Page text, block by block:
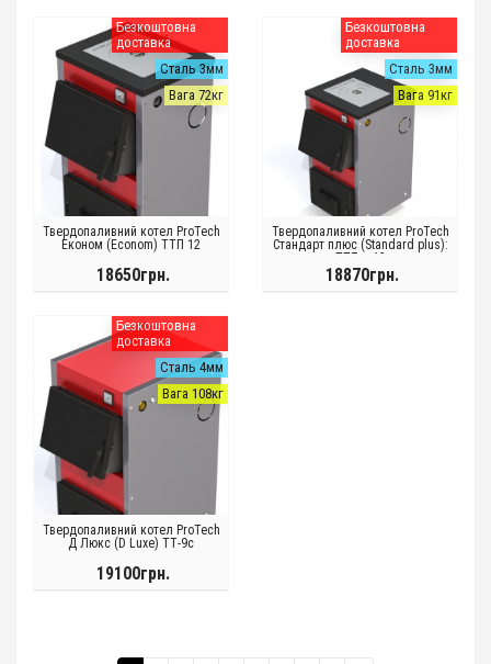
Безкоштовна
доставка
Сталь 3мм
Вага 72кг
Твердопаливний котел ProTech
Економ (Econom) ТТП 12
18650грн.
Безкоштовна
доставка
Сталь 3мм
Вага 91кг
Твердопаливний котел ProTech
Стандарт плюс (Standard plus):
ТТП – 12
18870грн.
Безкоштовна
доставка
Сталь 4мм
Вага 108кг
Твердопаливний котел ProTech
Д Люкс (D Luxe) ТТ-9с
19100грн.